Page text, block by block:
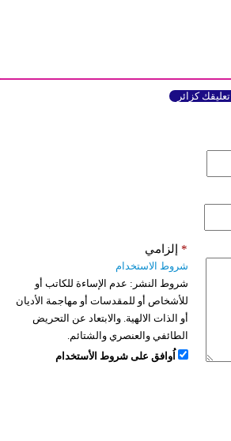
تعليقك كزائر
إلزامي *
شروط الاستخدام
شروط النشر: عدم الإساءة للكاتب أو
للأشخاص أو للمقدسات أو مهاجمة الأديان
أو الذات الالهية. والابتعاد عن التحريض
الطائفي والعنصري والشتائم.
اُوافق على شروط الأستخدام